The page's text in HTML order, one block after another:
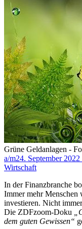
Grüne Geldanlagen -
a/m24. September 2022
Wirtschaft
In der Finanzbranche
Immer mehr
investieren. Nicht
Die ZDFzoom-Doku
dem guten Gewissen“